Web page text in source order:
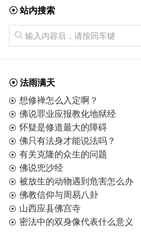
☉ 站内搜索
☉ 法雨满天
想修禅怎么入定啊？
佛说罪业应报教化地狱经
怀疑是修道最大的障碍
佛只有法身才能说法吗？
有关克隆的众生的问题
佛说兜沙经
被放生的动物遇到危害怎么办
佛教信仰与周易八卦
山西应县佛宫寺
密法中的双身像代表什么意义